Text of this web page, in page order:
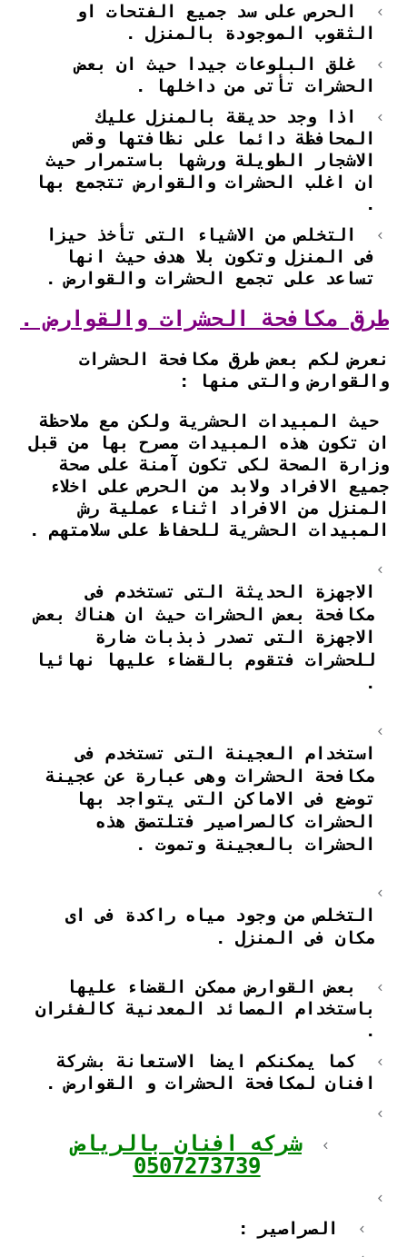
الحرص على سد جميع الفتحات او
الثقوب الموجودة بالمنزل .
غلق البلوعات جيدا حيث ان بعض
الحشرات تأتى من داخلها .
اذا وجد حديقة بالمنزل عليك
المحافظة دائما على نظافتها وقص
الاشجار الطويلة ورشها باستمرار حيث
ان اغلب الحشرات والقوارض تتجمع بها
.
التخلص من الاشياء التى تأخذ حيزا
فى المنزل وتكون بلا هدف حيث انها
تساعد على تجمع الحشرات والقوارض .
طرق مكافحة الحشرات والقوارض .
نعرض لكم بعض طرق مكافحة الحشرات
والقوارض والتى منها :
حيث المبيدات الحشرية ولكن مع ملاحظة
ان تكون هذه المبيدات مصرح بها من قبل
وزارة الصحة لكى تكون آمنة على صحة
جميع الافراد ولابد من الحرص على اخلاء
المنزل من الافراد اثناء عملية رش
المبيدات الحشرية للحفاظ على سلامتهم .
الاجهزة الحديثة التى تستخدم فى
مكافحة بعض الحشرات حيث ان هناك بعض
الاجهزة التى تصدر ذبذبات ضارة
للحشرات فتقوم بالقضاء عليها نهائيا
.
استخدام العجينة التى تستخدم فى
مكافحة الحشرات وهى عبارة عن عجينة
توضع فى الاماكن التى يتواجد بها
الحشرات كالصراصير فتلتصق هذه
الحشرات بالعجينة وتموت .
التخلص من وجود مياه راكدة فى اى
مكان فى المنزل .
بعض القوارض ممكن القضاء عليها
باستخدام المصائد المعدنية كالفئران
.
كما يمكنكم ايضا الاستعانة بشركة
افنان لمكافحة الحشرات و القوارض .
شركه افنان بالرياض
0507273739
الصراصير :